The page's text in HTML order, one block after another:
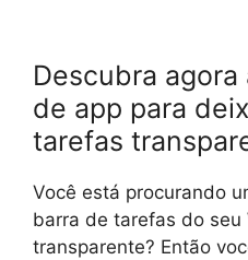
Descubra
de app para
tarefas
Você está procurando
barra de tarefas do seu
transparente? Então